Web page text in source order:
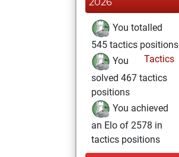
You totalled
545 tactics positions
Tactics
You
solved 467 tactics
positions
You achieved
an Elo of 2578 in
tactics positions